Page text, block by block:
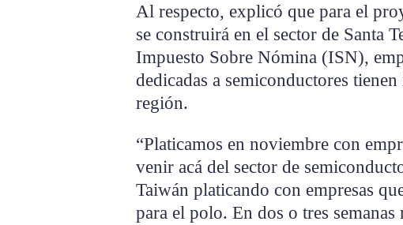
Al respecto, explicó que para el
se construirá en el sector de Santa
Impuesto Sobre Nómina (ISN),
dedicadas a semiconductores
región.
“Platicamos en noviembre con
venir acá del sector de
Taiwán platicando con empresas
para el polo. En dos o tres